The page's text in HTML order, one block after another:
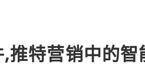
特营销中的